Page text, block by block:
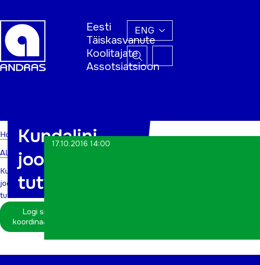
Eesti
Täiskasvanute
Koolitajate
Assotsiatsioon
ENG
Home
ALWs
Kundalini
jooga
tutvustamine
Logi sisse
koordinaatorina
Kundalini
jooga
tutvustamine
17.10.2016 14:00